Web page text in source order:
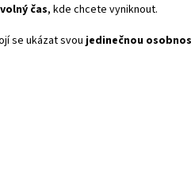
volný čas, kde chcete vyniknout.
se ukázat svou jedinečnou